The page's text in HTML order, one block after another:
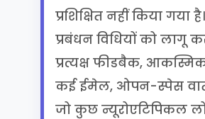
प्रशिक्षित नहीं किया गया
प्रबंधन विधियों को लागू
प्रत्यक्ष फीडबैक,
कई ईमेल, ओपन-स्पेस
जो कुछ न्यूरोएटिपिकल